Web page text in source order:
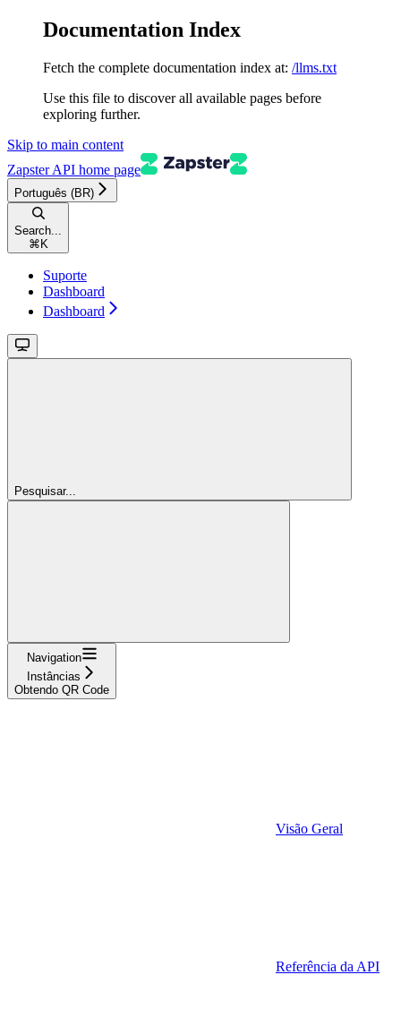
Documentation Index
Fetch the complete documentation index at: /llms.txt
Use this file to discover all available pages before
exploring further.
Skip to main content
Zapster API home page
Português (BR)
Search...
⌘ K
Suporte
Dashboard
Dashboard
Pesquisar...
Navigation
Instâncias
Obtendo QR Code
Visão Geral
Referência da API